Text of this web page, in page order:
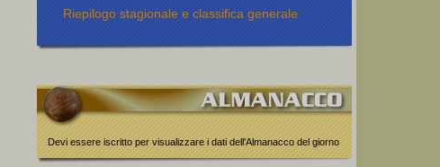
Riepilogo stagionale e classifica generale
Devi essere iscritto per visualizzare i dati dell'Almanacco del giorno